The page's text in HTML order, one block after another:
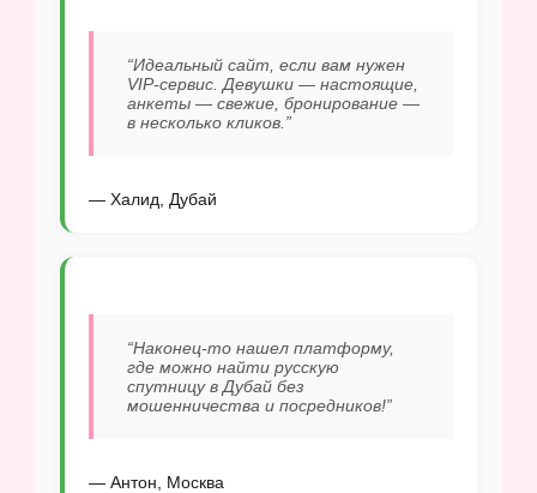
“Идеальный сайт, если вам нужен
VIP-сервис. Девушки — настоящие,
анкеты — свежие, бронирование —
в несколько кликов.”
— Халид, Дубай
“Наконец-то нашел платформу,
где можно найти русскую
спутницу в Дубай без
мошенничества и посредников!”
— Антон, Москва